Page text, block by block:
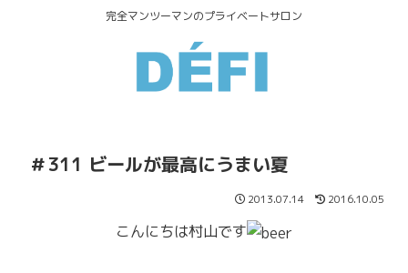
完全マンツーマンのプライベートサロン
＃311 ビールが最高にうまい夏
2013.07.14 2016.10.05
こんにちは村山です